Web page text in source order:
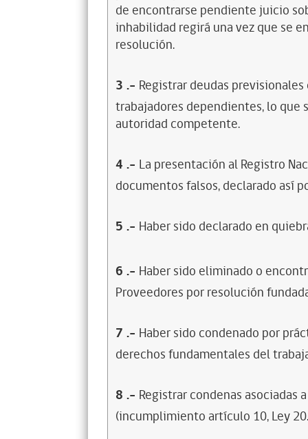
de encontrarse pendiente juicio
inhabilidad regirá una vez que se
resolución.
3 .- Registrar deudas
trabajadores dependientes, lo
autoridad competente.
4 .- La presentación al Registro
documentos falsos, declarado así
5 .- Haber sido declarado en
6 .- Haber sido eliminado o
Proveedores por resolución
7 .- Haber sido condenado por
derechos fundamentales del
8 .- Registrar condenas asociadas
(incumplimiento artículo 10, Ley